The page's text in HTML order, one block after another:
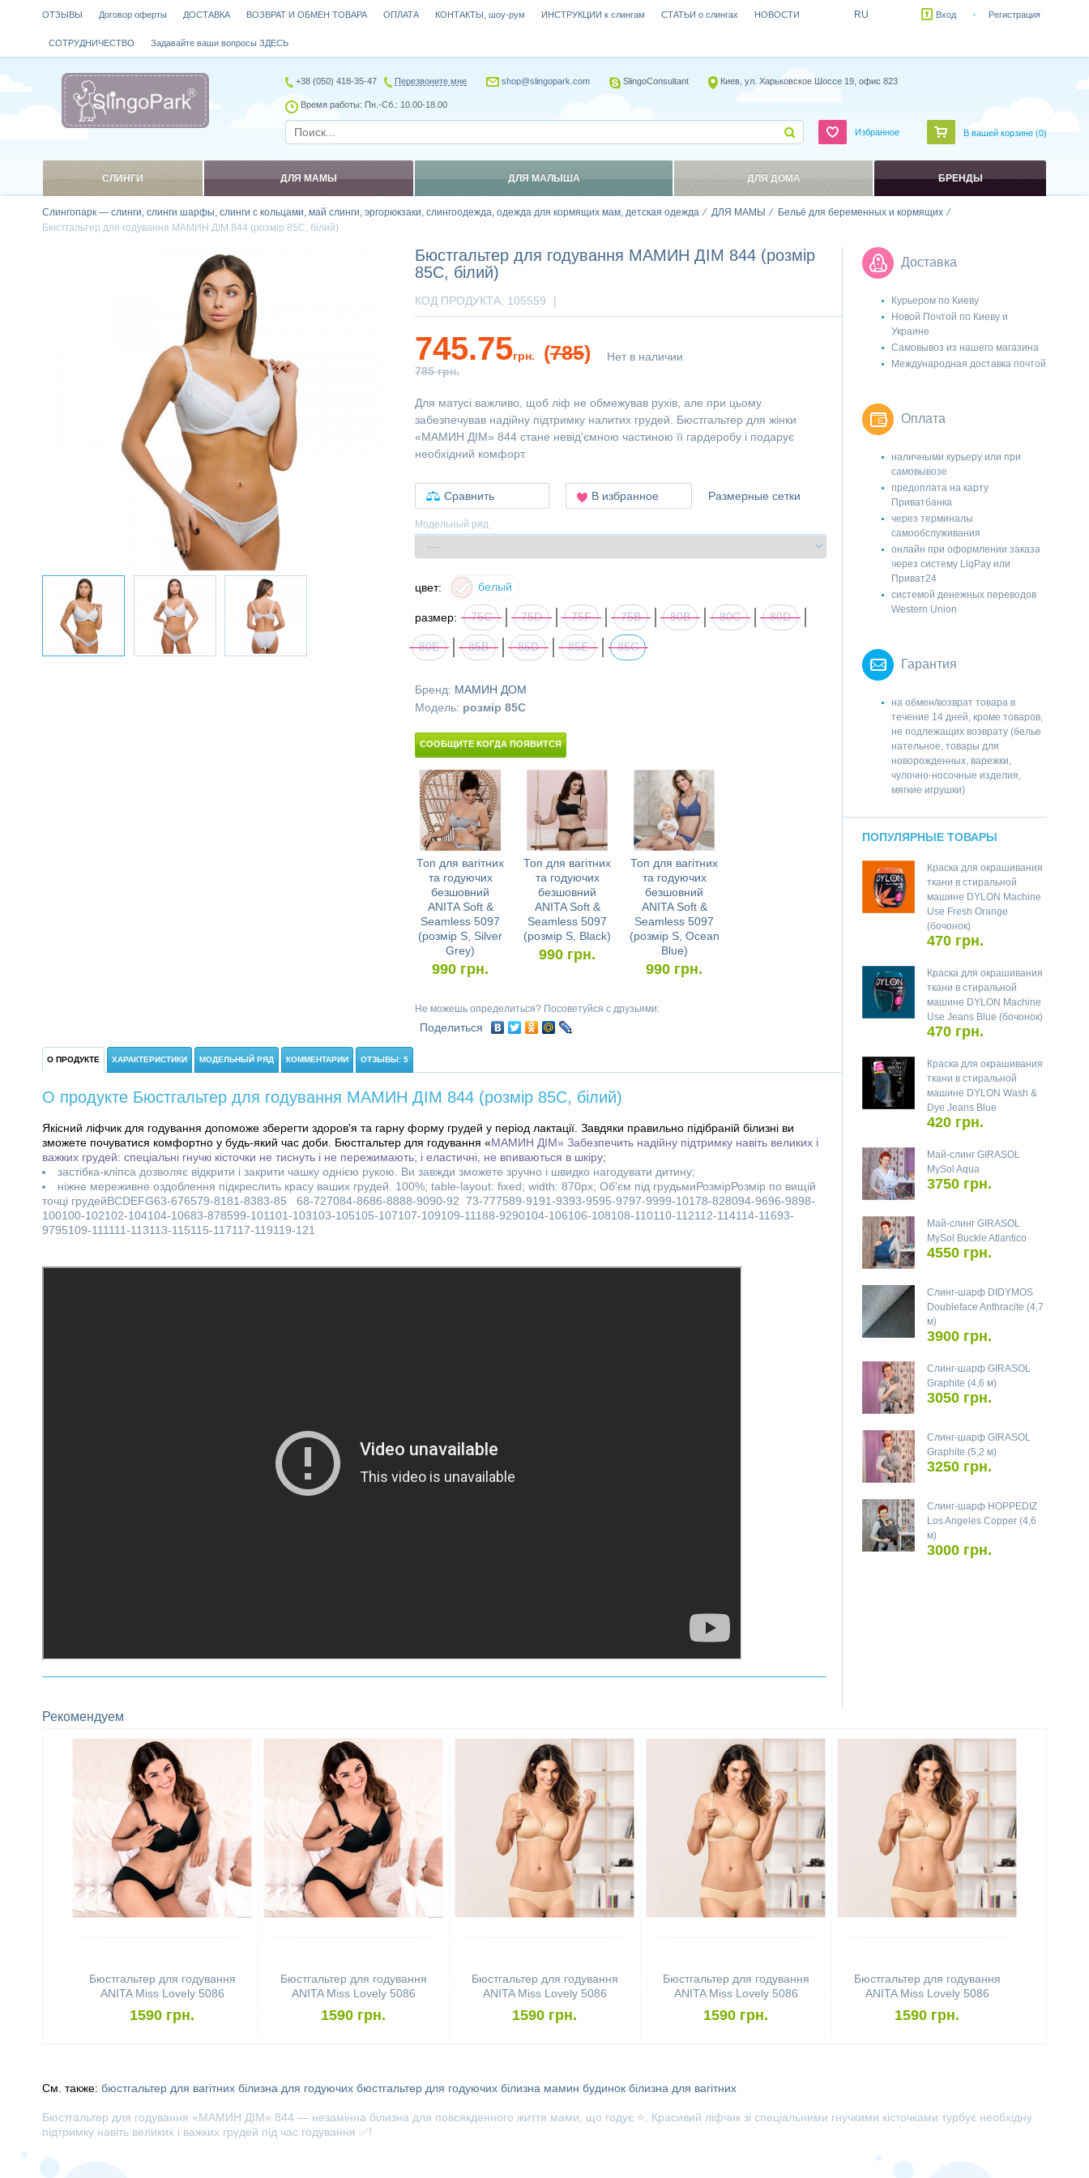
Слингопарк — слинги, слинги шарфы, слинги с кольцами, май слинги, эргорюкзаки, слингоодежда, одежда для кормящих мам, детская одежда ДЛЯ МАМЫ
Бельё для беременных и кормящих
Бюстгальтер для годування МАМИН ДІМ 844 (розмір 85C, білий)
Бюстгальтер для годування МАМИН ДІМ 844 (розмір
85C, білий)
КОД ПРОДУКТА: 105559 |
745.75грн. (785)
785 грн.
Нет в наличии
Для матусі важливо, щоб ліф не обмежував рухів, але при цьому
забезпечував надійну підтримку налитих грудей. Бюстгальтер для жінки
«МАМИН ДІМ» 844 стане невід'ємною частиною її гардеробу і подарує
необхідний комфорт.
Сравнить В избранное Размерные сетки
Модельный ряд
цвет: белый
размер: 75C 75D 75F 75В 80B 80C 80D
80E 85B 85D 85E 85С
Бренд: МАМИН ДОМ
Модель: розмір 85С
СООБЩИТЕ КОГДА ПОЯВИТСЯ
Топ для вагітних
та годуючих
безшовний
ANITA Soft &
Seamless 5097
(розмір S, Silver
Grey)
990 грн.
Топ для вагітних
та годуючих
безшовний
ANITA Soft &
Seamless 5097
(розмір S, Black)
990 грн.
Топ для вагітних
та годуючих
безшовний
ANITA Soft &
Seamless 5097
(розмір S, Ocean
Blue)
990 грн.
Не можешь определиться? Посоветуйся с друзьями:
Поделиться
О ПРОДУКТЕ ХАРАКТЕРИСТИКИ МОДЕЛЬНЫЙ РЯД КОММЕНТАРИИ ОТЗЫВЫ: 5
О продукте Бюстгальтер для годування МАМИН ДІМ 844 (розмір 85C, білий)
Якісний ліфчик для годування допоможе зберегти здоров'я та гарну форму грудей у ​​період лактації. Завдяки правильно підібраній білизні ви
зможете почуватися комфортно у будь-який час доби. Бюстгальтер для годування «МАМИН ДІМ» Забезпечить надійну підтримку навіть великих і
важких грудей: спеціальні гнучкі кісточки не тиснуть і не пережимають; і еластичні, не впиваються в шкіру;
застібка-кліпса дозволяє відкрити і закрити чашку однією рукою. Ви завжди зможете зручно і швидко нагодувати дитину;
ніжне мереживне оздоблення підкреслить красу ваших грудей. 100%; table-layout: fixed; width: 870px; Об'єм під грудьмиРозмірРозмір по вищій
точці грудейBCDEFG63-676579-8181-8383-85 68-727084-8686-8888-9090-92 73-777589-9191-9393-9595-9797-9999-10178-828094-9696-9898-
100100-102102-104104-10683-878599-101101-103103-105105-107107-109109-11188-9290104-106106-108108-110110-112112-114114-11693-
9795109-111111-113113-115115-117117-119119-121
Доставка
Курьером по Киеву
Новой Почтой по Киеву и
Украине
Самовывоз из нашего магазина
Международная доставка почтой
Оплата
наличными курьеру или при
самовывозе
предоплата на карту
Приватбанка
через терминалы
самообслуживания
онлайн при оформлении заказа
через систему LiqPay или
Приват24
системой денежных переводов
Western Union
Гарантия
на обмен/возврат товара в
течение 14 дней, кроме товаров,
не подлежащих возврату (белье
нательное, товары для
новорожденных, варежки,
чулочно-носочные изделия,
мягкие игрушки)
ПОПУЛЯРНЫЕ ТОВАРЫ
Краска для окрашивания
ткани в стиральной
машине DYLON Machine
Use Fresh Orange
(бочонок)
470 грн.
Краска для окрашивания
ткани в стиральной
машине DYLON Machine
Use Jeans Blue (бочонок)
470 грн.
Краска для окрашивания
ткани в стиральной
машине DYLON Wash &
Dye Jeans Blue
420 грн.
Май-слинг GIRASOL
MySol Aqua
3750 грн.
Май-слинг GIRASOL
MySol Buckle Atlantico
4550 грн.
Слинг-шарф DIDYMOS
Doubleface Anthracite (4,7
м)
3900 грн.
Слинг-шарф GIRASOL
Graphite (4,6 м)
3050 грн.
Слинг-шарф GIRASOL
Graphite (5,2 м)
3250 грн.
Слинг-шарф HOPPEDIZ
Los Angeles Copper (4,6
м)
3000 грн.
Рекомендуем
Бюстгальтер для годування
ANITA Miss Lovely 5086
(розмір 75B, Black)
1590 грн.
Бюстгальтер для годування
ANITA Miss Lovely 5086
(розмір 75C, Black)
1590 грн.
Бюстгальтер для годування
ANITA Miss Lovely 5086
(розмір 75B, Desert)
1590 грн.
Бюстгальтер для годування
ANITA Miss Lovely 5086
(розмір 80C, Desert)
1590 грн.
Бюстгальтер для годування
ANITA Miss Lovely 5086
(розмір 85D, Desert)
1590 грн.
См. также: бюстгальтер для вагітних білизна для годуючих бюстгальтер для годуючих білизна мамин будинок білизна для вагітних
Бюстгальтер для годування «МАМИН ДІМ» 844 — незамінна білизна для повсякденного життя мами, що годує ⭐. Красивий ліфчик зі спеціальними гнучкими кісточками турбує необхідну
підтримку навіть великих і важких грудей під час годування ✅!
ОТЗЫВЫ Договор оферты ДОСТАВКА ВОЗВРАТ И ОБМЕН ТОВАРА ОПЛАТА КОНТАКТЫ, шоу-рум ИНСТРУКЦИИ к слингам СТАТЬИ о слингах НОВОСТИ
СОТРУДНИЧЕСТВО Задавайте ваши вопросы ЗДЕСЬ
RU Вход Регистрация
+38 (050) 418-35-47 Перезвоните мне shop@slingopark.com SlingoConsultant Киев, ул. Харьковское Шоссе 19, офис 823
Время работы: Пн.-Сб.: 10.00-18.00
Избранное В вашей корзине (0)
СЛИНГИ ДЛЯ МАМЫ ДЛЯ МАЛЫША ДЛЯ ДОМА БРЕНДЫ